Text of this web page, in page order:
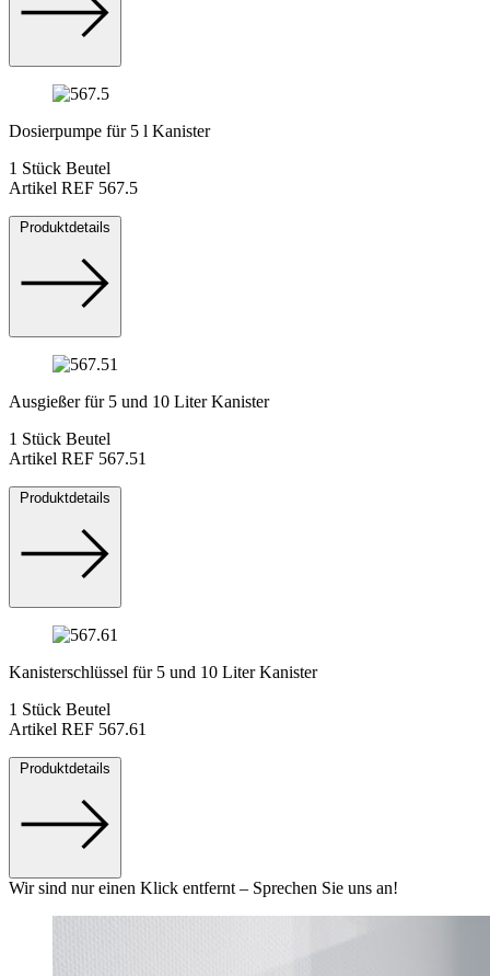
Dosierpumpe für 5 l Kanister
1 Stück Beutel
Artikel REF 567.5
Produktdetails
Ausgießer für 5 und 10 Liter Kanister
1 Stück Beutel
Artikel REF 567.51
Produktdetails
Kanisterschlüssel für 5 und 10 Liter Kanister
1 Stück Beutel
Artikel REF 567.61
Produktdetails
Wir sind nur einen Klick entfernt – Sprechen Sie uns an!